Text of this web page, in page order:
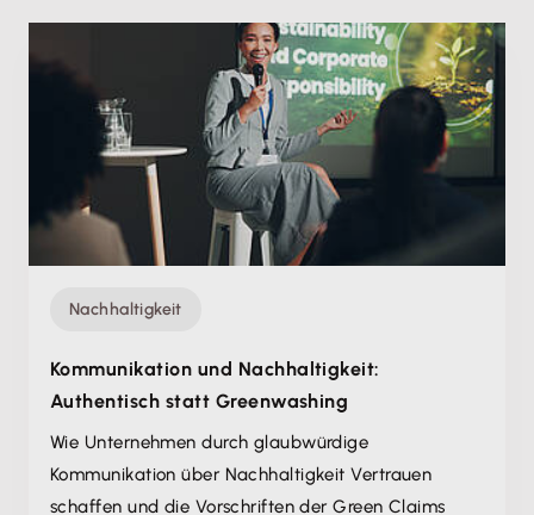
Nachhaltigkeit
Kommunikation und Nachhaltigkeit:
Authentisch statt Greenwashing
Wie Unternehmen durch glaubwürdige
Kommunikation über Nachhaltigkeit Vertrauen
schaffen und die Vorschriften der Green Claims